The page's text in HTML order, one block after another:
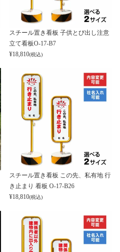
スチール置き看板 子供とび出し注意
立て看板O-17-B7
¥18,810(税込)
スチール置き看板 この先、私有地 行
き止まり 看板 O-17-B26
¥18,810(税込)